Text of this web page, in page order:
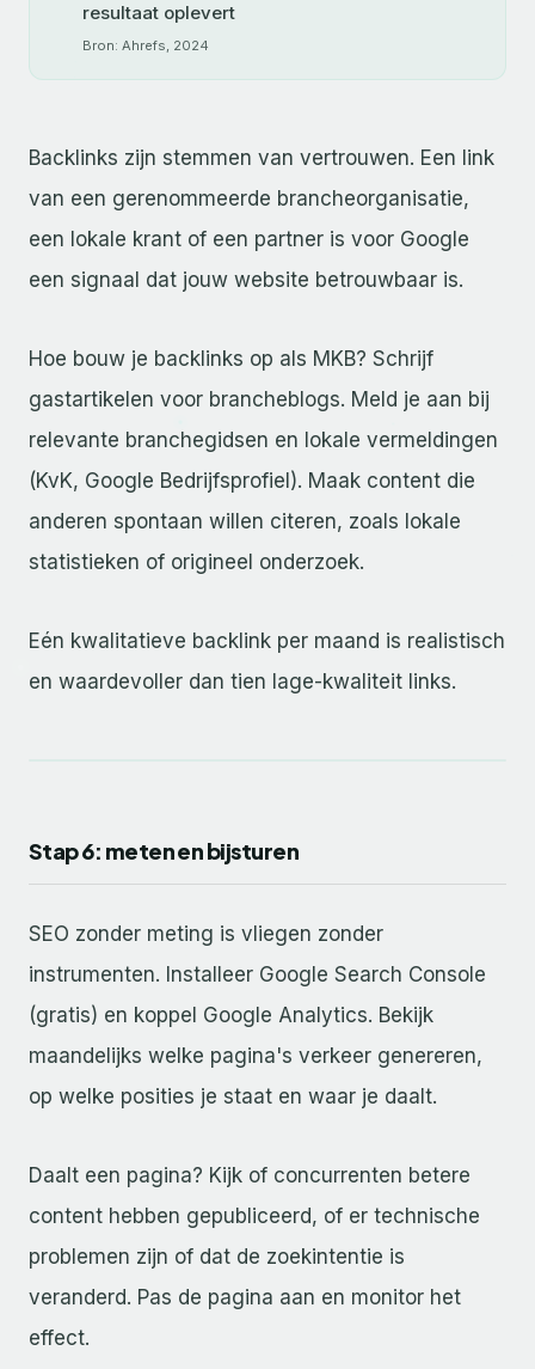
resultaat oplevert
Bron: Ahrefs, 2024
Backlinks zijn stemmen van vertrouwen. Een link
van een gerenommeerde brancheorganisatie,
een lokale krant of een partner is voor Google
een signaal dat jouw website betrouwbaar is.
Hoe bouw je backlinks op als MKB? Schrijf
gastartikelen voor brancheblogs. Meld je aan bij
relevante branchegidsen en lokale vermeldingen
(KvK, Google Bedrijfsprofiel). Maak content die
anderen spontaan willen citeren, zoals lokale
statistieken of origineel onderzoek.
Eén kwalitatieve backlink per maand is realistisch
en waardevoller dan tien lage-kwaliteit links.
Stap 6: meten en bijsturen
SEO zonder meting is vliegen zonder
instrumenten. Installeer Google Search Console
(gratis) en koppel Google Analytics. Bekijk
maandelijks welke pagina's verkeer genereren,
op welke posities je staat en waar je daalt.
Daalt een pagina? Kijk of concurrenten betere
content hebben gepubliceerd, of er technische
problemen zijn of dat de zoekintentie is
veranderd. Pas de pagina aan en monitor het
effect.